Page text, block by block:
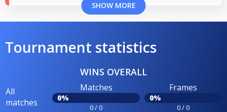
SHOW MORE
Tournament statistics
WINS OVERALL
All
matches
Matches
0%
0 / 0
Frames
0%
0 / 0